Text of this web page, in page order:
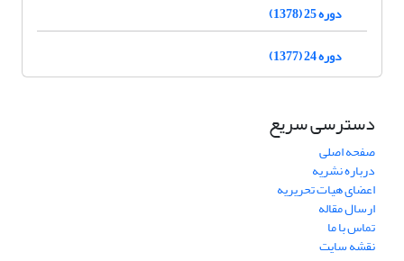
دوره 25 (1378)
دوره 24 (1377)
دسترسی سریع
صفحه اصلی
درباره نشریه
اعضای هیات تحریریه
ارسال مقاله
تماس با ما
نقشه سایت